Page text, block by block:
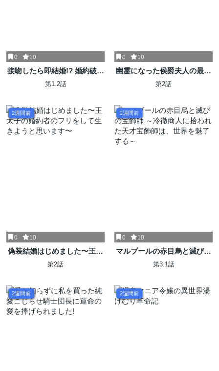
0 10
接吻したら即結婚!? 婚約破棄
された薬師令嬢が助けたのは
第1.2話
0 10
幽霊になった侯爵夫人の最後
の七日間
第2話
2週間前
0 10
偽装結婚はじめました〜王太
子の婚約者のフリをして生き
第2話
2週間前
0 10
マルブールの赤目烏と滅びの
宝飾師 ～冷徹商人に拾われた
第3.1話
2週間前 2週間前